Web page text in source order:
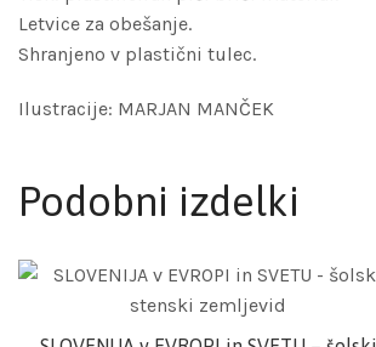
Letvice za obešanje.
Shranjeno v plastični tulec.
Ilustracije: MARJAN MANČEK
Podobni izdelki